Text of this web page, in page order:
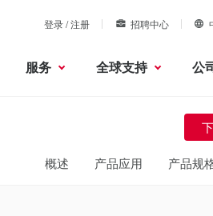
登录 / 注册 招聘中心
服务 全球支持 公
概述 产品应用 产品规